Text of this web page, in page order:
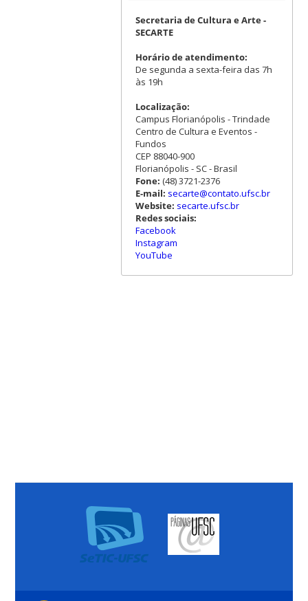
Secretaria de Cultura e Arte -
SECARTE
Horário de atendimento:
De segunda a sexta-feira das 7h
às 19h
Localização:
Campus Florianópolis - Trindade
Centro de Cultura e Eventos -
Fundos
CEP 88040-900
Florianópolis - SC - Brasil
Fone: (48) 3721-2376
E-mail: secarte@contato.ufsc.br
Website: secarte.ufsc.br
Redes sociais:
Facebook
Instagram
YouTube